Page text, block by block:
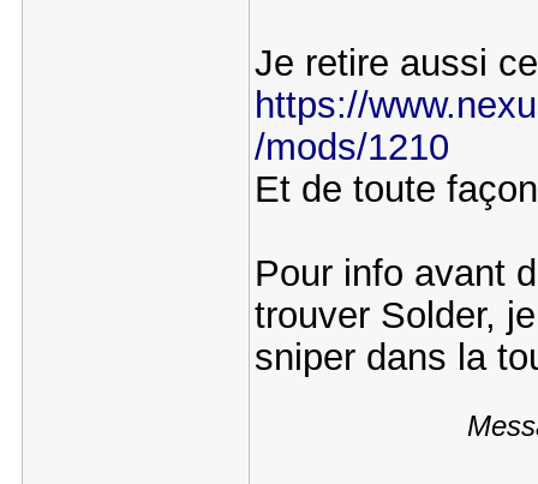
Je retire aussi
https://
/mods/1210
Et de toute
Pour info avant
trouver Solder,
sniper dans la